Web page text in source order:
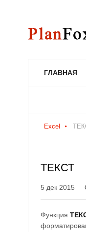
ГЛАВНАЯ
Excel
ТЕКСТ
5 дек 2015
Функция